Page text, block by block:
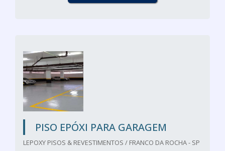
PISO EPÓXI PARA GARAGEM
LEPOXY PISOS & REVESTIMENTOS / FRANCO DA ROCHA - SP